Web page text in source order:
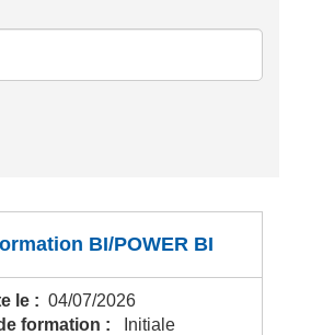
BI/POWER BI
le : 04/07/2026
formation :
Initiale